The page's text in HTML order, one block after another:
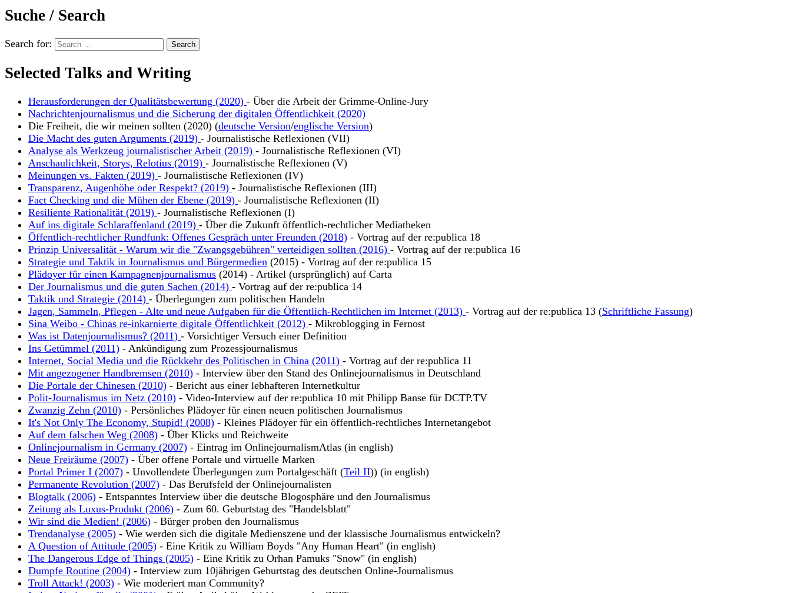
Suche / Search
Search for:
Selected Talks and Writing
Herausforderungen der Qualitätsbewertung (2020) - Über die Arbeit der Grimme-Online-Jury
Nachrichtenjournalismus und die Sicherung der digitalen Öffentlichkeit (2020)
Die Freiheit, die wir meinen sollten (2020) (deutsche Version/englische Version)
Die Macht des guten Arguments (2019) - Journalistische Reflexionen (VII)
Analyse als Werkzeug journalistischer Arbeit (2019) - Journalistische Reflexionen (VI)
Anschaulichkeit, Storys, Relotius (2019) - Journalistische Reflexionen (V)
Meinungen vs. Fakten (2019) - Journalistische Reflexionen (IV)
Transparenz, Augenhöhe oder Respekt? (2019) - Journalistische Reflexionen (III)
Fact Checking und die Mühen der Ebene (2019) - Journalistische Reflexionen (II)
Resiliente Rationalität (2019) - Journalistische Reflexionen (I)
Auf ins digitale Schlaraffenland (2019) - Über die Zukunft öffentlich-rechtlicher Mediatheken
Öffentlich-rechtlicher Rundfunk: Offenes Gespräch unter Freunden (2018) - Vortrag auf der re:publica 18
Prinzip Universalität - Warum wir die "Zwangsgebühren" verteidigen sollten (2016) - Vortrag auf der re:publica 16
Strategie und Taktik in Journalismus und Bürgermedien (2015) - Vortrag auf der re:publica 15
Plädoyer für einen Kampagnenjournalismus (2014) - Artikel (ursprünglich) auf Carta
Der Journalismus und die guten Sachen (2014) - Vortrag auf der re:publica 14
Taktik und Strategie (2014) - Überlegungen zum politischen Handeln
Jagen, Sammeln, Pflegen - Alte und neue Aufgaben für die Öffentlich-Rechtlichen im Internet (2013) - Vortrag auf der re:publica 13 (Schriftliche Fassung)
Sina Weibo - Chinas re-inkarnierte digitale Öffentlichkeit (2012) - Mikroblogging in Fernost
Was ist Datenjournalismus? (2011) - Vorsichtiger Versuch einer Definition
Ins Getümmel (2011) - Ankündigung zum Prozessjournalismus
Internet, Social Media und die Rückkehr des Politischen in China (2011) - Vortrag auf der re:publica 11
Mit angezogener Handbremsen (2010) - Interview über den Stand des Onlinejournalismus in Deutschland
Die Portale der Chinesen (2010) - Bericht aus einer lebhafteren Internetkultur
Polit-Journalismus im Netz (2010) - Video-Interview auf der re:publica 10 mit Philipp Banse für DCTP.TV
Zwanzig Zehn (2010) - Persönliches Plädoyer für einen neuen politischen Journalismus
It's Not Only The Economy, Stupid! (2008) - Kleines Plädoyer für ein öffentlich-rechtliches Internetangebot
Auf dem falschen Weg (2008) - Über Klicks und Reichweite
Onlinejournalism in Germany (2007) - Eintrag im OnlinejournalismAtlas (in english)
Neue Freiräume (2007) - Über offene Portale und virtuelle Marken
Portal Primer I (2007) - Unvollendete Überlegungen zum Portalgeschäft (Teil II)) (in english)
Permanente Revolution (2007) - Das Berufsfeld der Onlinejournalisten
Blogtalk (2006) - Entspanntes Interview über die deutsche Blogosphäre und den Journalismus
Zeitung als Luxus-Produkt (2006) - Zum 60. Geburtstag des "Handelsblatt"
Wir sind die Medien! (2006) - Bürger proben den Journalismus
Trendanalyse (2005) - Wie werden sich die digitale Medienszene und der klassische Journalismus entwickeln?
A Question of Attitude (2005) - Eine Kritik zu William Boyds "Any Human Heart" (in english)
The Dangerous Edge of Things (2005) - Eine Kritik zu Orhan Pamuks "Snow" (in english)
Dumpfe Routine (2004) - Interview zum 10jährigen Geburtstag des deutschen Online-Journalismus
Troll Attack! (2003) - Wie moderiert man Community?